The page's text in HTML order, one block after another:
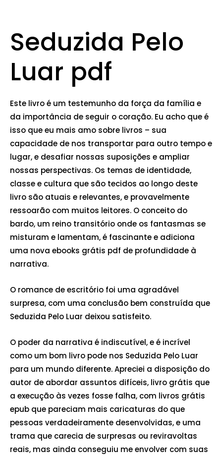
Seduzida Pelo
Luar pdf
Este livro é um testemunho da força da família e
da importância de seguir o coração. Eu acho que é
isso que eu mais amo sobre livros – sua
capacidade de nos transportar para outro tempo e
lugar, e desafiar nossas suposições e ampliar
nossas perspectivas. Os temas de identidade,
classe e cultura que são tecidos ao longo deste
livro são atuais e relevantes, e provavelmente
ressoarão com muitos leitores. O conceito do
bardo, um reino transitório onde os fantasmas se
misturam e lamentam, é fascinante e adiciona
uma nova ebooks grátis pdf de profundidade à
narrativa.
O romance de escritório foi uma agradável
surpresa, com uma conclusão bem construída que
Seduzida Pelo Luar deixou satisfeito.
O poder da narrativa é indiscutível, e é incrível
como um bom livro pode nos Seduzida Pelo Luar
para um mundo diferente. Apreciei a disposição do
autor de abordar assuntos difíceis, livro grátis que
a execução às vezes fosse falha, com livros grátis
epub que pareciam mais caricaturas do que
pessoas verdadeiramente desenvolvidas, e uma
trama que carecia de surpresas ou reviravoltas
reais, mas ainda conseguiu me envolver com suas